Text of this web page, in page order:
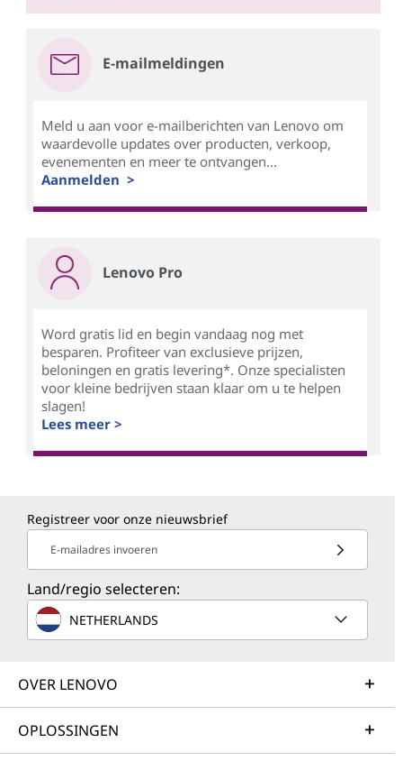
E-mailmeldingen
Meld u aan voor e-mailberichten van Lenovo om
waardevolle updates over producten, verkoop,
evenementen en meer te ontvangen...
Aanmelden >
Lenovo Pro
Word gratis lid en begin vandaag nog met
besparen. Profiteer van exclusieve prijzen,
beloningen en gratis levering*. Onze specialisten
voor kleine bedrijven staan klaar om u te helpen
slagen!
Lees meer >
Registreer voor onze nieuwsbrief
E-mailadres invoeren
Land/regio selecteren:
NETHERLANDS
OVER LENOVO
OPLOSSINGEN